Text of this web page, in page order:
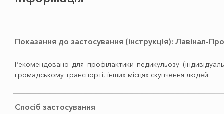
Показання до застосування (інструкція): Лавінал-
Рекомендовано для профілактики педикульозу
громадському транспорті, інших місцях скупчення людей.
Спосіб застосування